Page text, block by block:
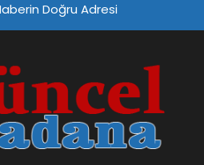
Doğru Adresi